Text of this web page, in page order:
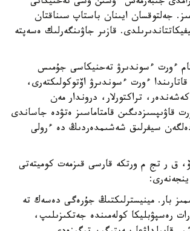
جەلتوقسان ايىنان باستاپ سىناقتان
قازىر جاۋىنگەرلىك ەسەپتە
استام ءورت ءسوندىرۋ تەحنيكاسى جۇمىس
ءورت ءسوندىرۋ اۆتوكولىكتەرى،
تراكتورلار، دروندار مەن
قاۋىپسىزدىگىن قامتاماسىز ەتۋدە جاساندى
سيفرلىق شەشىمدەردىڭ دە ءرولى
ق ر تج م ورتكە قارسى قىزمەت كوميتەتى
بار. مينيسترلىكتىڭ جۇرەگى دەسەك تە
رەسپۋبليكا كولەمىندە جەتكىزىلىپ،